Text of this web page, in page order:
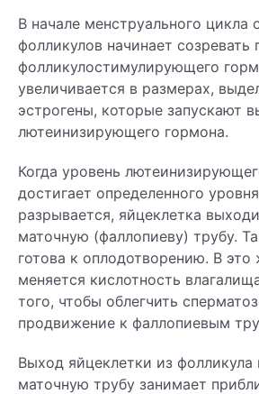
В начале менструального цикла
фолликулов начинает созревать
фолликулостимулирующего
увеличивается в размерах,
эстрогены, которые запускают
лютеинизирующего гормона.
Когда уровень
достигает определенного
разрывается, яйцеклетка
маточную (фаллопиеву) трубу.
готова к оплодотворению. В это
меняется кислотность
того, чтобы облегчить
продвижение к фаллопиевым
Выход яйцеклетки из
маточную трубу занимает